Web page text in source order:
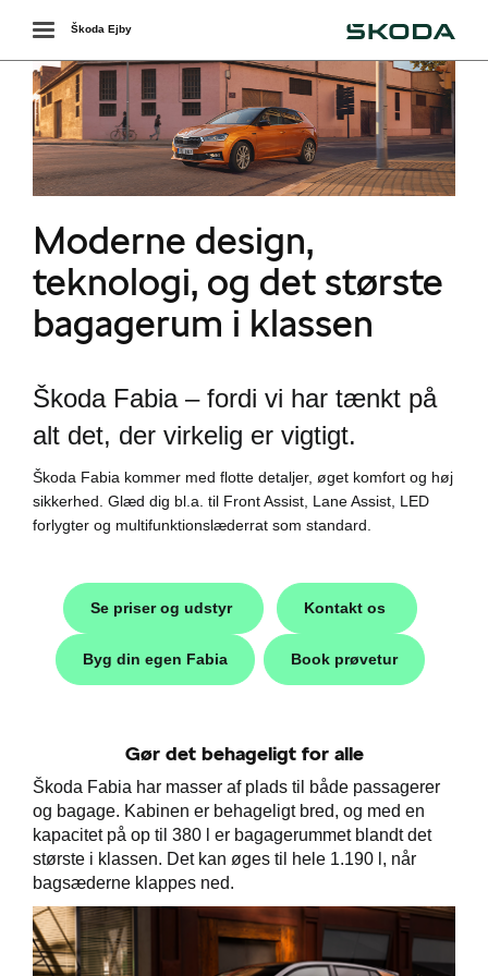
til hurtig
Toggle
navigation
Škoda Ejby
Moderne design,
teknologi, og det største
bagagerum i klassen
Škoda Fabia – fordi vi har tænkt på
alt det, der virkelig er vigtigt.
Škoda Fabia kommer med flotte detaljer, øget komfort og høj
sikkerhed. Glæd dig bl.a. til Front Assist, Lane Assist, LED
forlygter og multifunktionslæderrat som standard.
Se priser og udstyr Kontakt os
Byg din egen Fabia Book prøvetur
Gør det behageligt for alle
Škoda Fabia har masser af plads til både passagerer
og bagage. Kabinen er behageligt bred, og med en
kapacitet på op til 380 l er bagagerummet blandt det
største i klassen. Det kan øges til hele 1.190 l, når
bagsæderne klappes ned.